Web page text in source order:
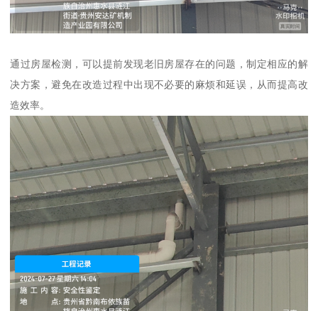
通过房屋检测，可以提前发现老旧房屋存在的问题，制定相应的解
决方案，避免在改造过程中出现不必要的麻烦和延误，从而提高改
造效率。